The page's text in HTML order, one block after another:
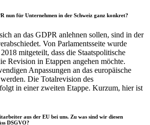
nun für Unternehmen in der Schweiz ganz konkret?
an das GDPR anlehnen sollen, sind in der
Von Parlamentsseite wurde
mitgeteilt, dass die Staatspolitische
Revision in Etappen angehen möchte.
Anpassungen an das europäische
Die Totalrevision des
in einer zweiten Etappe. Kurzum, hier ist
aus der EU bei uns. Zu was sind wir diesen
DSGVO?